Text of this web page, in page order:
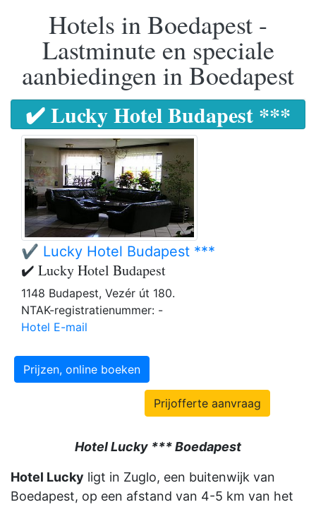
Hotels in Boedapest -
Lastminute en speciale
aanbiedingen in Boedapest
✔️ Lucky Hotel Budapest ***
✔️ Lucky Hotel Budapest ***
✔️ Lucky Hotel Budapest
1148 Budapest, Vezér út 180.
NTAK-registratienummer: -
Hotel E-mail
Prijzen, online boeken
Prijofferte aanvraag
Hotel Lucky *** Boedapest
Hotel Lucky ligt in Zuglo, een buitenwijk van
Boedapest, op een afstand van 4-5 km van het